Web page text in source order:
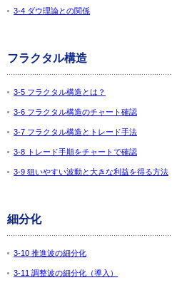
3-4 ダウ理論との関係
フラクタル構造
3-5 フラクタル構造とは？
3-6 フラクタル構造のチャート確認
3-7 フラクタル構造とトレード手法
3-8 トレード手順をチャートで確認
3-9 狙いやすい波動と大きな利益を得る方法
細分化
3-10 推進波の細分化
3-11 調整波の細分化（導入）